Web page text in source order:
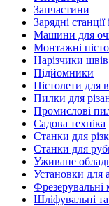
Запчастини
Зарядні станції
Машини для
Монтажні
Нарізчики швів
Підйомники
Пістолети для
Пилки для
Промислові
Садова техніка
Станки для
Станки для
Уживане
Установки для
Шліфувальні